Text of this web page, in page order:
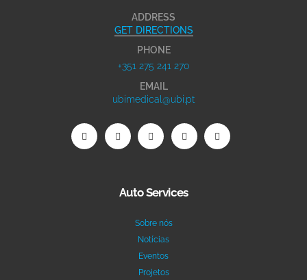
ADDRESS
GET DIRECTIONS
PHONE
+351 275 241 270
EMAIL
ubimedical@ubi.pt
Auto Services
Sobre nós
Notícias
Eventos
Projetos